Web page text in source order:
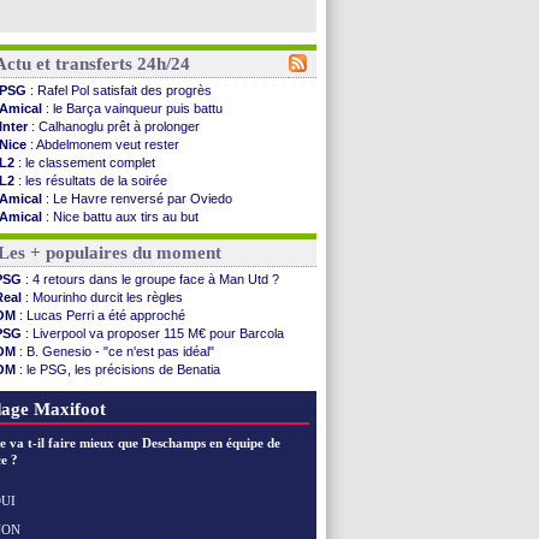
et transferts 24h/24
PSG : Rafel Pol satisfait des progrès
Amical : le Barça vainqueur puis battu
Inter : Calhanoglu prêt à prolonger
Nice : Abdelmonem veut rester
L2 : le classement complet
L2 : les résultats de la soirée
Amical : Le Havre renversé par Oviedo
Amical : Nice battu aux tirs au but
Benfica: Ivanovic proche de Lens
OM: Dupraz "alarmé" par la situation
Atletico: Alvarez, le Barça va revoir son offre
Lorient : Mbamba prêté par Leverkusen (officiel)
Amical: le Real bat Ferencvaros
Naples: Lukaku dit oui à Fenerbahçe
Amical: Brest arrache le nul contre Venise
Amical: un nouveau nul pour Le Mans
Amical : un nul entre Auxerre et Troyes
Amical: Angers fait tomber Lorient
Amical : Rennes encore battu par Brentford
Amical
Atletico
+ populaires du moment
: 4 retours dans le groupe face à Man Utd ?
: Mourinho durcit les règles
: Lucas Perri a été approché
: Liverpool va proposer 115 M€ pour Barcola
: B. Genesio - "ce n'est pas idéal"
: le PSG, les précisions de Benatia
: Côme pousse pour Gouiri
Maxifoot
va t-il faire mieux que Deschamps en équipe de
?